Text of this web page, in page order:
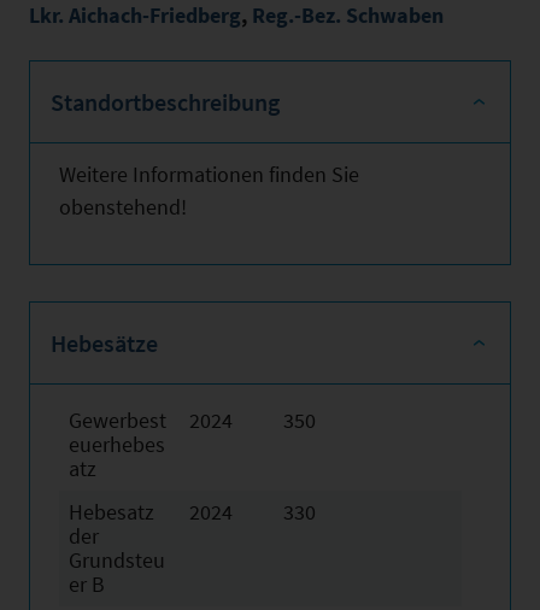
Lkr. Aichach-Friedberg, Reg.-Bez. Schwaben
Standortbeschreibung
Weitere Informationen finden Sie
obenstehend!
Hebesätze
Gewerbest
euerhebes
atz
2024 350
Hebesatz
der
Grundsteu
er B
2024 330